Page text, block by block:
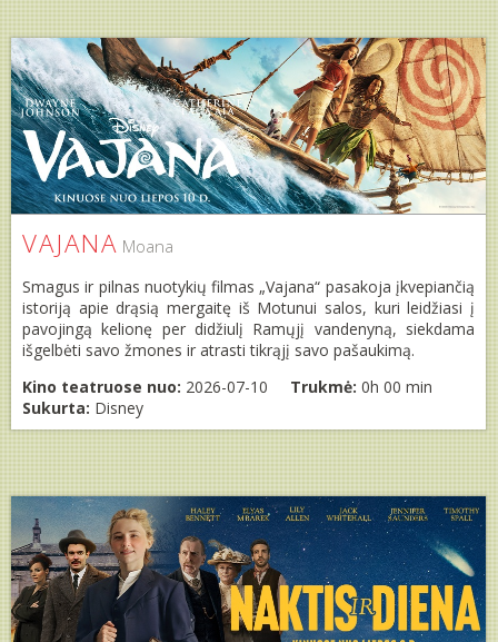
VAJANA Moana
Smagus ir pilnas nuotykių filmas „Vajana“ pasakoja įkvepiančią
istoriją apie drąsią mergaitę iš Motunui salos, kuri leidžiasi į
pavojingą kelionę per didžiulį Ramųjį vandenyną, siekdama
išgelbėti savo žmones ir atrasti tikrąjį savo pašaukimą.
Kino teatruose nuo: 2026-07-10 Trukmė: 0h 00 min
Sukurta: Disney